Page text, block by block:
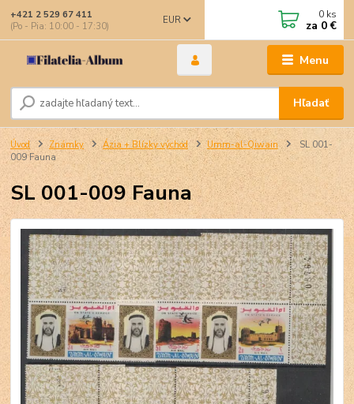
Menu
EUR
Hľadať
+421 2 529 67 411
(Po - Pia: 10:00 - 17:30)
0 ks
za 0 €
Úvod Známky Ázia + Blízky východ Umm-al-Qiwain
SL 001-
009 Fauna
SL 001-009 Fauna